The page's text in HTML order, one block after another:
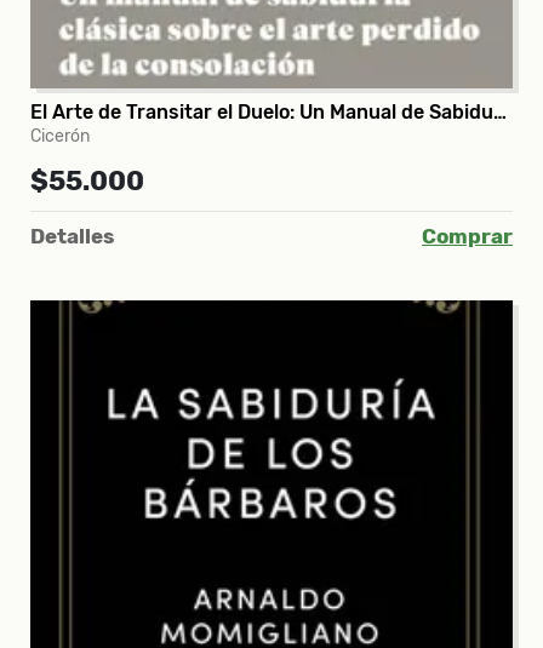
El Arte de Transitar el Duelo: Un Manual de Sabiduría Clásica Sobre el Arte Perdido de la Consolación
Cicerón
$55.000
Detalles Comprar